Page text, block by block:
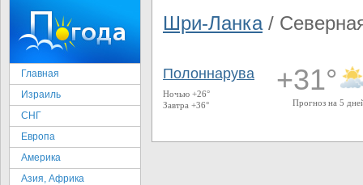
Главная
Израиль
СНГ
Европа
Америка
Азия, Африка
Шри-Ланка/
Полоннарува
Ночью +26°
Завтра +36°
+31°
Прогноз на 5